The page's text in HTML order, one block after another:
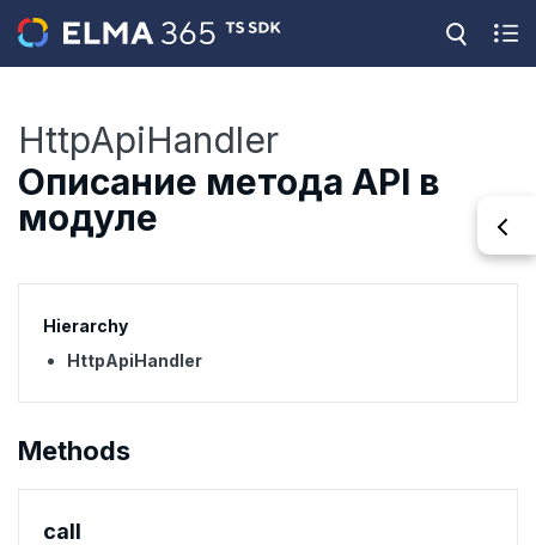
HttpApiHandler
Описание метода API в
модуле
Hierarchy
HttpApiHandler
Methods
call